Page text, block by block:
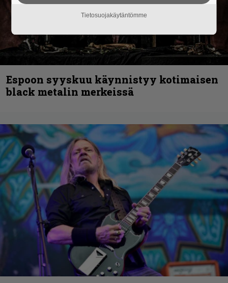
Espoon syyskuu käynnistyy kotimaisen
black metalin merkeissä
Tietosuojakäytäntömme